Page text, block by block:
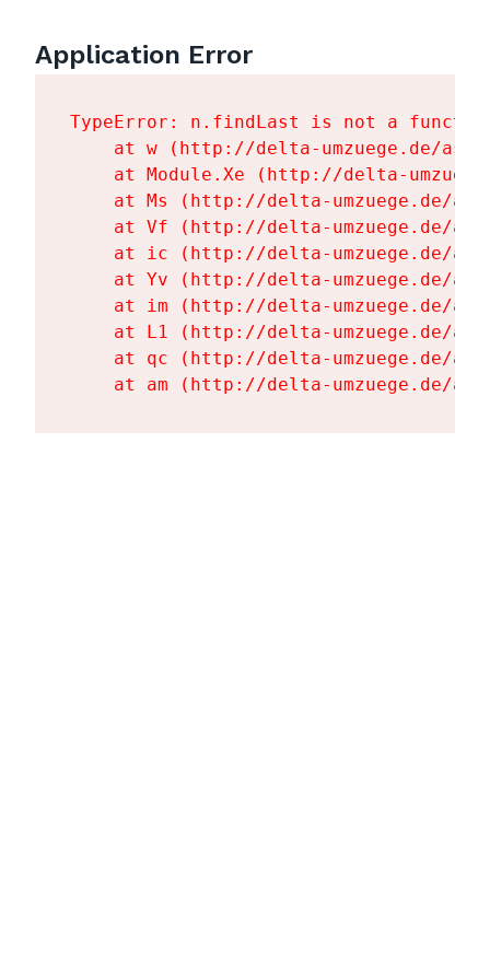
Application Error
TypeError: n.findLast is not a
at w (http://delta-umzuege.de/
at Module.Xe (http://delta-
at Ms (http://delta-umzuege.de/
at Vf (http://delta-umzuege.de/
at ic (http://delta-umzuege.de/
at Yv (http://delta-umzuege.de/
at im (http://delta-umzuege.de/
at L1 (http://delta-umzuege.de/
at qc (http://delta-umzuege.de/
at am (http://delta-umzuege.de/